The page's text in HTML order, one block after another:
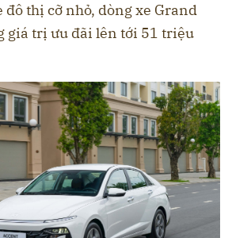
thị cỡ nhỏ, dòng xe Grand
giá trị ưu đãi lên tới 51 triệu